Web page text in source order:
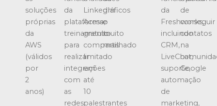
soluções
próprias
da
AWS
(válidos
por
2
anos)
da
plataforma,
treinamento
para
realizar
integrações
com
as
redes
LinkedIn
Acesso
gratuito
compartilhado
limitado
em
até
10
palestrantes
gráficos
e
muito
mais
da
Freshworks,
incluindo
CRM,
LiveChat,
suporte,
automação
de
marketing,
de
conseguir
contatos
na
Google